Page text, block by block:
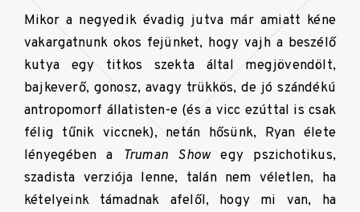
Mikor a negyedik évadig jutva már amiatt kéne
vakargatnunk okos fejünket, hogy vajh a beszélő
kutya egy titkos szekta által megjövendölt,
bajkeverő, gonosz, avagy trükkös, de jó szándékú
antropomorf állatisten-e (és a vicc ezúttal is csak
félig tűnik viccnek), netán hősünk, Ryan élete
lényegében a
Truman Showegy pszichotikus,
szadista verziója lenne, talán nem véletlen, ha
kételyeink támadnak afelől, hogy mi van, ha